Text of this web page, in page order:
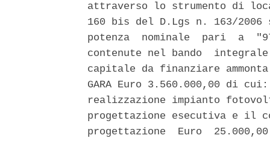
attraverso lo strumento di
160 bis del D.Lgs n. 163/
potenza  nominale  pari  a
contenute nel bando
capitale da finanziare ammonta
GARA Euro 3.560.000,00 di
realizzazione impianto
progettazione esecutiva e il
progettazione  Euro